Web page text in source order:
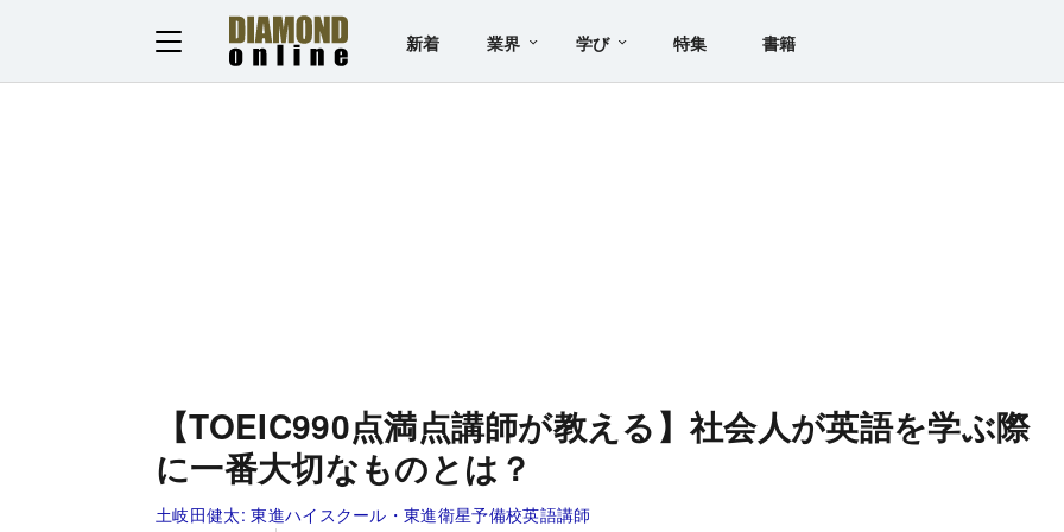
新着 業界 学び 特集 書籍
【TOEIC990点満点講師が教える】社会人が英語を学ぶ際
に一番大切なものとは？
土岐田健太:東進ハイスクール・東進衛星予備校英語講師